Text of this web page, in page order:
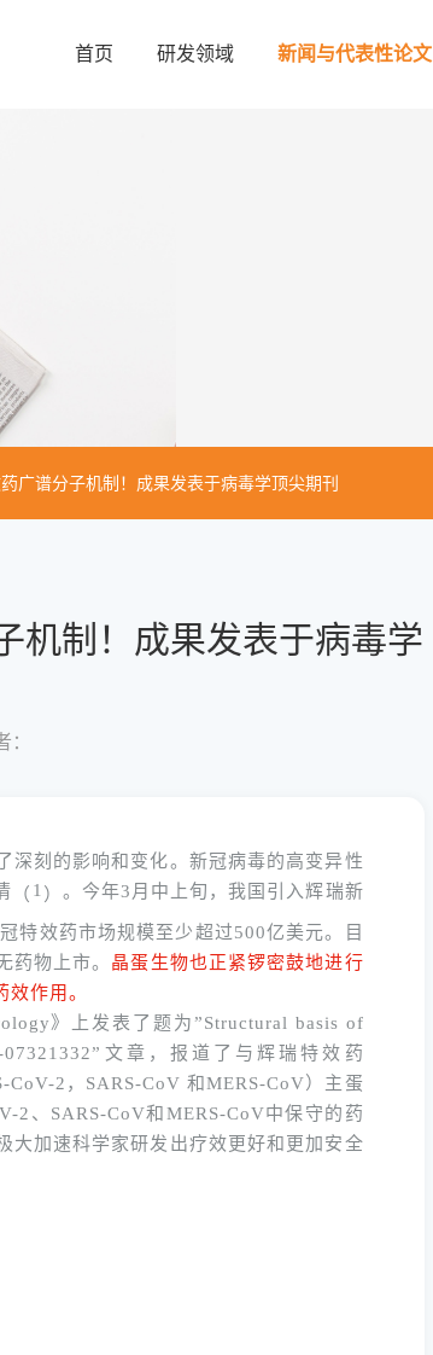
首页 研发领域 新闻与代表性论文
广谱分子机制！成果发表于病毒学顶尖期刊
机制！成果发表于病毒学
：
深刻的影响和变化。新冠病毒的高变异性
（ 1 ） 。今年3月中上旬，我国引入辉瑞新
特效药市场规模至少超过500亿美元。目
药物上市。 晶蛋生物也正紧锣密鼓地进行
作用。
》上发表了题为”Structural basis of
文章，报道了与辉瑞特效药
CoV-2 ， SARS-CoV和MERS-CoV）主蛋
2 、 SARS-CoV和 MERS-CoV中保守的药
大加速科学家研发出疗效更好和更加安全